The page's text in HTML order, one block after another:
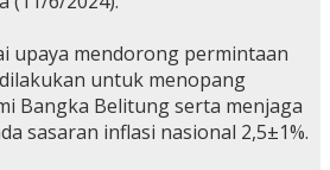
upaya mendorong permintaan
untuk menopang
Bangka Belitung serta menjaga
sasaran inflasi nasional 2,5±1%.